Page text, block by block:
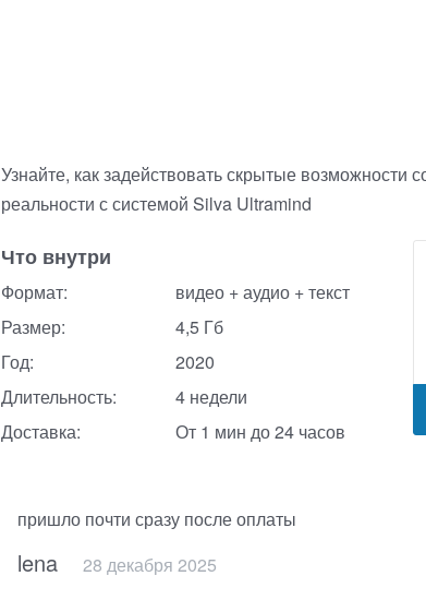
Узнайте, как задействовать скрытые возможности
реальности с системой Silva Ultramind
Что внутри
Формат:
видео + аудио + текст
Размер:
4,5 Гб
Год:
2020
Длительность:
4 недели
Доставка:
От 1 мин до 24 часов
пришло почти сразу после оплаты
lena
28 декабря 2025
18 ноября 2025